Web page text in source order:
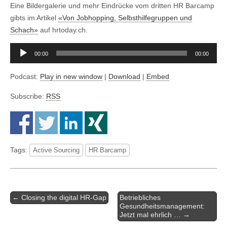
Eine Bildergalerie und mehr Eindrücke vom dritten HR Barcamp
gibts im Artikel «Von Jobhopping, Selbsthilfegruppen und
Schach» auf hrtoday.ch.
Audio-
00:00 00:00
Podcast: Play in new window | Download | Embed
Subscribe: RSS
Tags: Active Sourcing HR Barcamp
Artikel-
Navigation
← Closing the digital HR-Gap
Betriebliches
Gesundheitsmanagement:
Jetzt mal ehrlich … →